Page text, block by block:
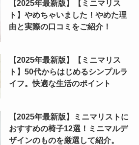
【2025年最新版】【ミニマリス
ト】やめちゃいました！やめた理
由と実際の口コミをご紹介！
【2025年最新版】【ミニマリス
ト】50代からはじめるシンプルラ
イフ。快適な生活のポイント
【2025年最新版】ミニマリストに
おすすめの椅子12選！ミニマルデ
ザインのものを厳選して紹介。